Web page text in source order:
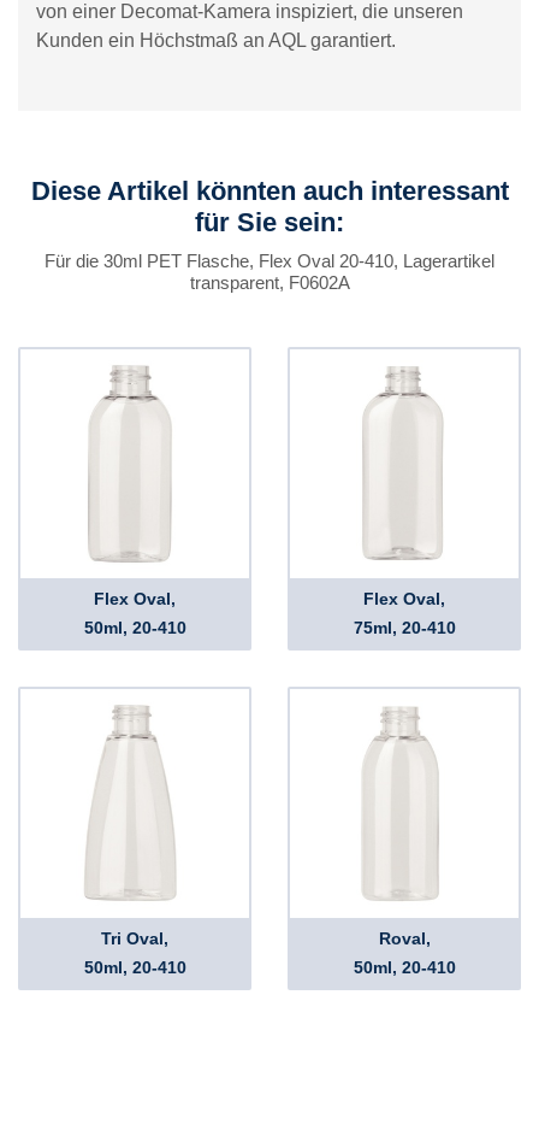
von einer Decomat-Kamera inspiziert, die unseren
Kunden ein Höchstmaß an AQL garantiert.
Diese Artikel könnten auch interessant
für Sie sein:
Für die 30ml PET Flasche, Flex Oval 20-410, Lagerartikel
transparent, F0602A
Flex Oval,
50ml, 20-410
Flex Oval,
75ml, 20-410
Tri Oval,
50ml, 20-410
Roval,
50ml, 20-410